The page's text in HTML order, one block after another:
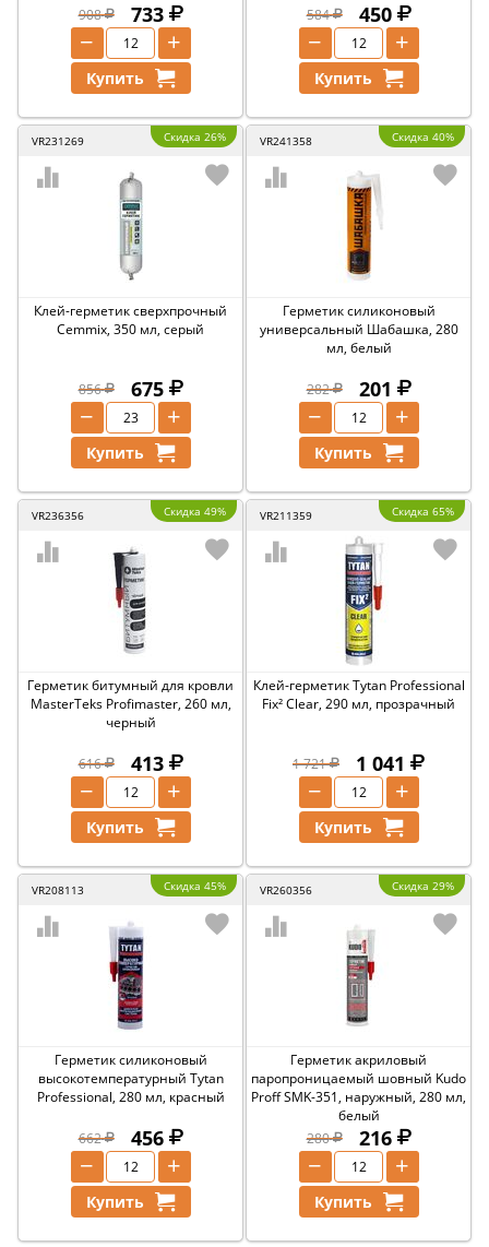
908 733
+
−
Купить
584 450
+
−
Купить
VR231269 Скидка 26%
Клей-герметик сверхпрочный
Cemmix, 350 мл, серый
856 675
+
−
Купить
VR241358 Скидка 40%
Герметик силиконовый
универсальный Шабашка, 280
мл, белый
282 201
+
−
Купить
VR236356 Скидка 49%
Герметик битумный для кровли
MasterTeks Profimaster, 260 мл,
черный
616 413
+
−
Купить
VR211359 Скидка 65%
Клей-герметик Tytan Professional
Fix² Clear, 290 мл, прозрачный
1 721 1 041
+
−
Купить
VR208113 Скидка 45%
Герметик силиконовый
высокотемпературный Tytan
Professional, 280 мл, красный
662 456
+
−
Купить
VR260356 Скидка 29%
Герметик акриловый
паропроницаемый шовный Kudo
Proff SMK-351, наружный, 280 мл,
белый
280
216
+
−
Купить